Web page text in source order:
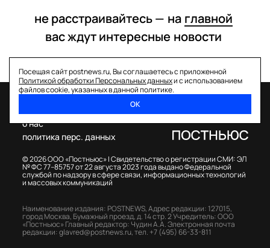
не расстраивайтесь — на главной
вас ждут интересные новости
Посещая сайт postnews.ru, Вы соглашаетесь с приложенной
Политикой обработки Персональных данныхи с использованием
файлов cookie, указанных в данной политике.
ОК
© 2026 ООО «Постньюс» |Свидетельство о регистрации СМИ: ЭЛ
№ ФС 77–85757 от 22 августа 2023 года выдано Федеральной
службой по надзору в сфере связи, информационных технологий
и массовых коммуникаций
о нас
политика перс. данных
Наименование издания: POSTNEWS,Адрес редакции: 127015,
город Москва, Бумажный проезд, д. 14 стр. 2Учредитель: ООО
«Постньюс» Главный редактор: Чудин А.А.Электронная почта
редакции:glavred@postnews.ru,тел. +7 (495) 66-33-811